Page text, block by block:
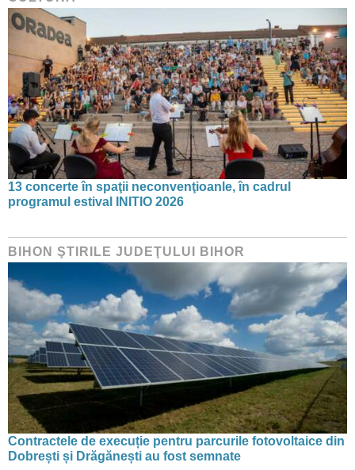
13 concerte în spaţii neconvenţioanle, în cadrul
programul estival INITIO 2026
BIHON ŞTIRILE JUDEŢULUI BIHOR
Contractele de execuție pentru parcurile fotovoltaice din
Dobrești și Drăgănești au fost semnate